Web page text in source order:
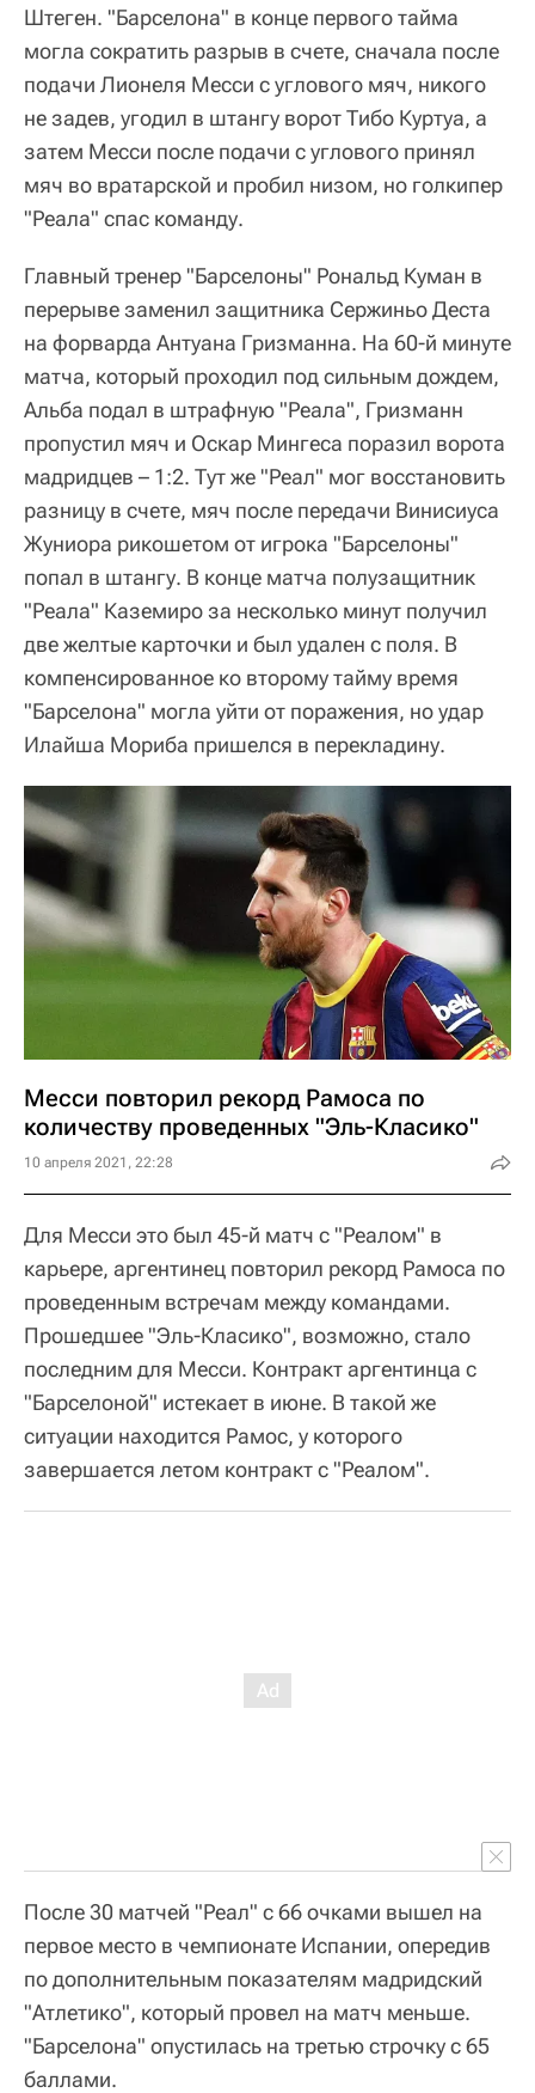
Штеген. "Барселона" в конце первого тайма
могла сократить разрыв в счете, сначала после
подачи Лионеля Месси с углового мяч, никого
не задев, угодил в штангу ворот Тибо Куртуа, а
затем Месси после подачи с углового принял
мяч во вратарской и пробил низом, но голкипер
"Реала" спас команду.
Главный тренер "Барселоны" Рональд Куман в
перерыве заменил защитника Сержиньо Деста
на форварда Антуана Гризманна. На 60-й минуте
матча, который проходил под сильным дождем,
Альба подал в штрафную "Реала", Гризманн
пропустил мяч и Оскар Мингеса поразил ворота
мадридцев – 1:2. Тут же "Реал" мог восстановить
разницу в счете, мяч после передачи Винисиуса
Жуниора рикошетом от игрока "Барселоны"
попал в штангу. В конце матча полузащитник
"Реала" Каземиро за несколько минут получил
две желтые карточки и был удален с поля. В
компенсированное ко второму тайму время
"Барселона" могла уйти от поражения, но удар
Илайша Мориба пришелся в перекладину.
Месси повторил рекорд Рамоса по
количеству проведенных "Эль-Класико"
10 апреля 2021, 22:28
Для Месси это был 45-й матч с "Реалом" в
карьере, аргентинец повторил рекорд Рамоса по
проведенным встречам между командами.
Прошедшее "Эль-Класико", возможно, стало
последним для Месси. Контракт аргентинца с
"Барселоной" истекает в июне. В такой же
ситуации находится Рамос, у которого
завершается летом контракт с "Реалом".
После 30 матчей "Реал" с 66 очками вышел на
первое место в чемпионате Испании, опередив
по дополнительным показателям мадридский
"Атлетико", который провел на матч меньше.
"Барселона" опустилась на третью строчку с 65
баллами.